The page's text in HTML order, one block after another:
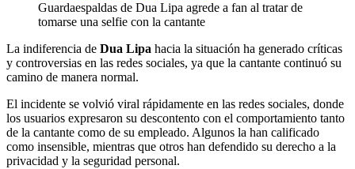
Guardaespaldas de Dua Lipa agrede a fan al tratar de
tomarse una selfie con la cantante
La indiferencia de Dua Lipa hacia la situación ha generado críticas
y controversias en las redes sociales, ya que la cantante continuó su
camino de manera normal.
El incidente se volvió viral rápidamente en las redes sociales, donde
los usuarios expresaron su descontento con el comportamiento tanto
de la cantante como de su empleado. Algunos la han calificado
como insensible, mientras que otros han defendido su derecho a la
privacidad y la seguridad personal.